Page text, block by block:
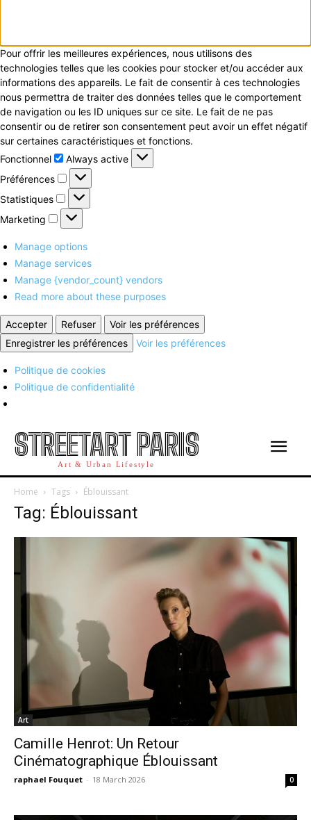
Pour offrir les meilleures expériences, nous utilisons des
technologies telles que les cookies pour stocker et/ou accéder aux
informations des appareils. Le fait de consentir à ces technologies
nous permettra de traiter des données telles que le comportement
de navigation ou les ID uniques sur ce site. Le fait de ne pas
consentir ou de retirer son consentement peut avoir un effet négatif
sur certaines caractéristiques et fonctions.
Fonctionnel
Fonctionnel
Always active
Préférences
Préférences
Statistiques
Statistiques
Marketing
Marketing
Manage options
Manage services
Manage {vendor_count} vendors
Read more about these purposes
Accepter Refuser
Voir les préférences
Enregistrer les préférences
Voir les préférences
Politique de cookies
Politique de confidentialité
STREETART PARIS
Art & Urban Lifestyle
Home Tags Éblouissant
Tag: Éblouissant
Art
Camille Henrot: Un Retour
Cinématographique Éblouissant
raphael Fouquet - 18 March 2026 0